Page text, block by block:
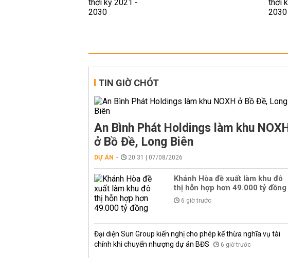
TIN GIỜ CHÓT
An Bình Phát Holdings làm khu NOXH
ở Bồ Đề, Long Biên
DỰ ÁN 20:31 | 07/08/2026
Khánh Hòa đề xuất làm khu đô
thị hỗn hợp hơn 49.000 tỷ đồng
6 giờ trước
Đại diện Sun Group kiến nghị cho phép kế thừa nghĩa vụ tài
chính khi chuyển nhượng dự án BĐS
6 giờ trước